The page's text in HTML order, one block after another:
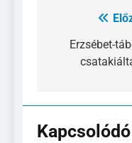
Bejegyzés
navigáció
Erzsébet-